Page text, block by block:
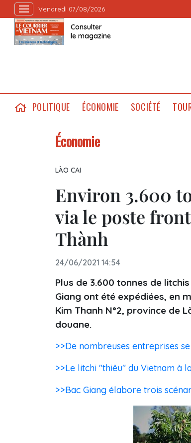
Vendredi 07/08/2026
Consulter
le magazine
POLITIQUE ÉCONOMIE SOCIÉTÉ
Économie
LÀO CAI
Environ 3.600
via le poste
Thành
24/06/2021 14:54
Plus de 3.600 tonnes de
Giang ont été expédiées, en
Kim Thanh N°2, province de
douane.
>>De nombreuses entreprises
>>Le litchi "thiêu" du Vietnam à
>>Bac Giang élabore trois